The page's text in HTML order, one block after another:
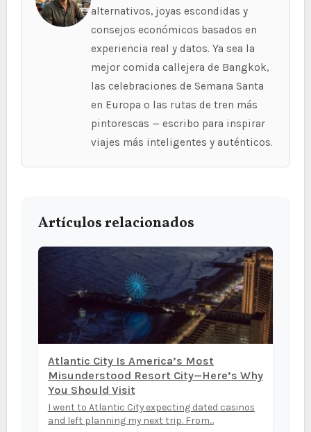
alternativos, joyas escondidas y
consejos económicos basados en
experiencia real y datos. Ya sea la
mejor comida callejera de Bangkok,
las celebraciones de Semana Santa
en Europa o las rutas de tren más
pintorescas — escribo para inspirar
viajes más inteligentes y auténticos.
Artículos relacionados
Atlantic City Is America’s Most
Misunderstood Resort City—Here’s Why
You Should Visit
I went to Atlantic City expecting dated casinos
and left planning my next trip. From...